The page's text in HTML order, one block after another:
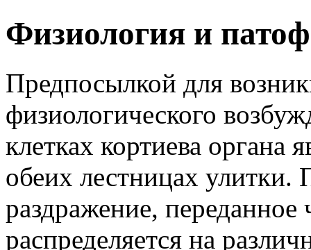
Физиология и
Предпосылкой для
физиологического
клетках кортиева органа
обеих лестницах улитки.
раздражение, переданное
распределяется на